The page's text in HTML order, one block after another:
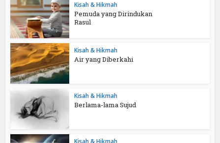
Kisah & Hikmah
Pemuda yang Dirindukan
Rasul
Kisah & Hikmah
Air yang Diberkahi
Kisah & Hikmah
Berlama-lama Sujud
Kisah & Hikmah